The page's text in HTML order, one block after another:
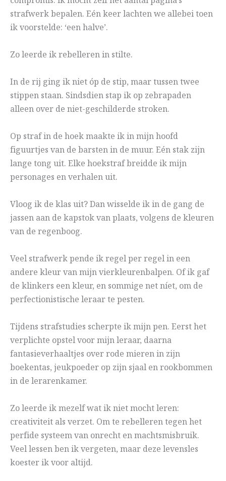
strafwerk bepalen. Eén keer lachten we allebei toen
ik voorstelde: ‘een halve’.
Zo leerde ik rebelleren in stilte.
In de rij ging ik niet óp de stip, maar tussen twee
stippen staan. Sindsdien stap ik op zebrapaden
alleen over de niet-geschilderde stroken.
Op straf in de hoek maakte ik in mijn hoofd
figuurtjes van de barsten in de muur. Eén stak zijn
lange tong uit. Elke hoekstraf breidde ik mijn
personages en verhalen uit.
Vloog ik de klas uit? Dan wisselde ik in de gang de
jassen aan de kapstok van plaats, volgens de kleuren
van de regenboog.
Veel strafwerk pende ik regel per regel in een
andere kleur van mijn vierkleurenbalpen. Of ik gaf
de klinkers een kleur, en sommige net níet, om de
perfectionistische leraar te pesten.
Tijdens strafstudies scherpte ik mijn pen. Eerst het
verplichte opstel voor mijn leraar, daarna
fantasieverhaaltjes over rode mieren in zijn
boekentas, jeukpoeder op zijn sjaal en rookbommen
in de lerarenkamer.
Zo leerde ik mezelf wat ik niet mocht leren:
creativiteit als verzet. Om te rebelleren tegen het
perfide systeem van onrecht en machtsmisbruik.
Veel lessen ben ik vergeten, maar deze levensles
koester ik voor altijd.